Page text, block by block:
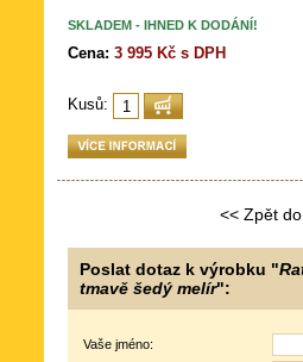
SKLADEM - IHNED K DODÁNÍ!
Cena: 3 995 Kč s DPH
Kusů:
<< Zpět
Poslat dotaz k výrobku "
tmavě šedý melír":
Vaše jméno: